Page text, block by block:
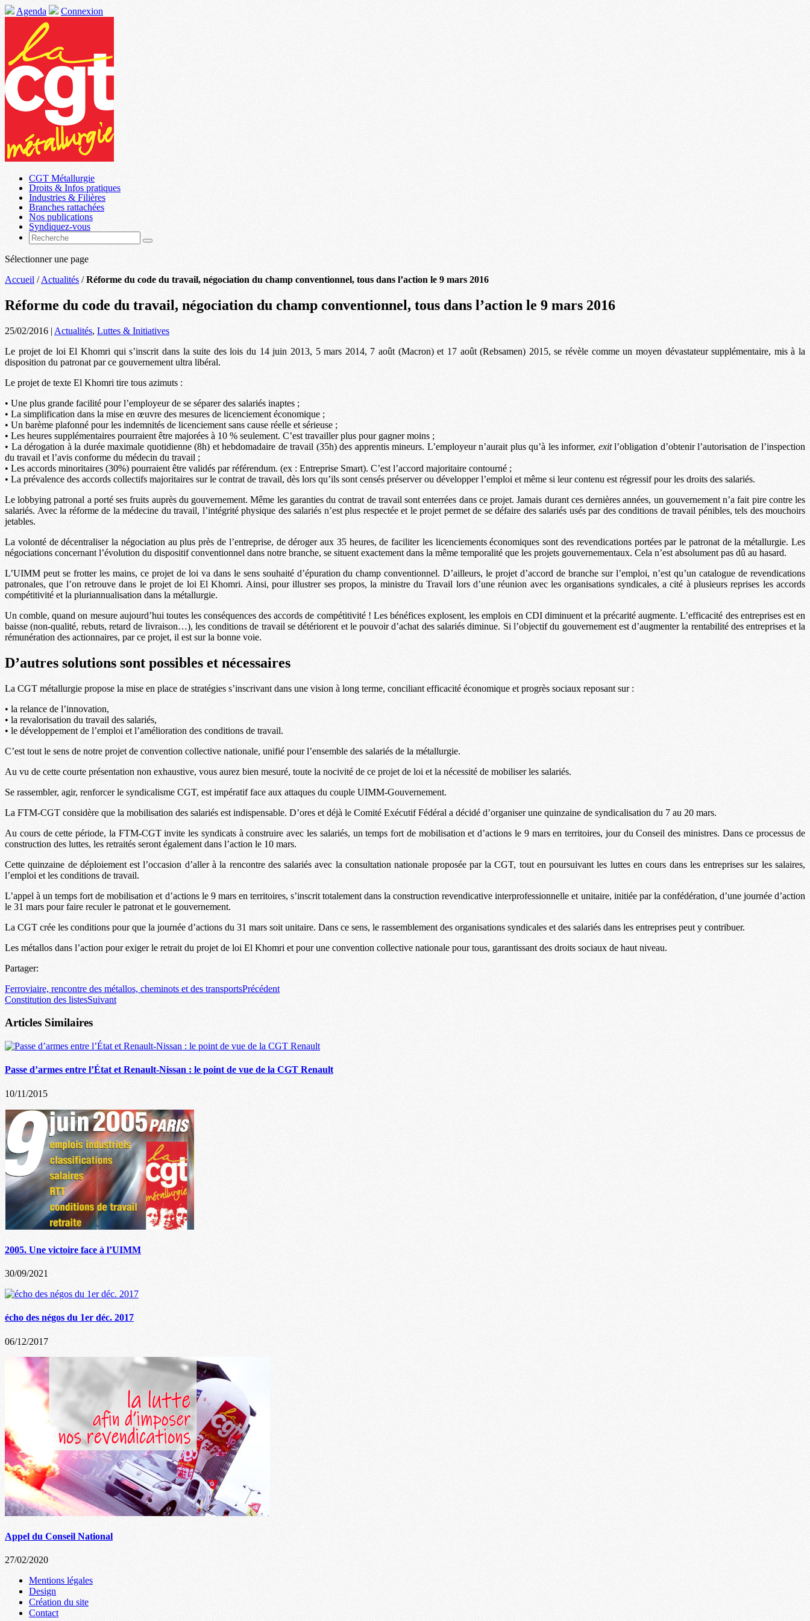
Agenda Connexion
CGT Métallurgie
Droits & Infos pratiques
Industries & Filières
Branches rattachées
Nos publications
Syndiquez-vous
Sélectionner une page
Accueil /Actualités /Réforme du code du travail, négociation du champ conventionnel, tous dans l’action le 9 mars 2016
Réforme du code du travail, négociation du champ conventionnel, tous dans l’action le 9 mars 2016
25/02/2016 | Actualités, Luttes & Initiatives
Le projet de loi El Khomri qui s’inscrit dans la suite des lois du 14 juin 2013, 5 mars 2014, 7 août (Macron) et 17 août (Rebsamen) 2015, se révèle comme un moyen dévastateur supplémentaire, mis à la
disposition du patronat par ce gouvernement ultra libéral.
Le projet de texte El Khomri tire tous azimuts :
• Une plus grande facilité pour l’employeur de se séparer des salariés inaptes ;
• La simplification dans la mise en œuvre des mesures de licenciement économique ;
• Un barème plafonné pour les indemnités de licenciement sans cause réelle et sérieuse ;
• Les heures supplémentaires pourraient être majorées à 10 % seulement. C’est travailler plus pour gagner moins ;
• La dérogation à la durée maximale quotidienne (8h) et hebdomadaire de travail (35h) des apprentis mineurs. L’employeur n’aurait plus qu’à les informer, exitl’obligation d’obtenir l’autorisation de l’inspection
du travail et l’avis conforme du médecin du travail ;
• Les accords minoritaires (30%) pourraient être validés par référendum. (ex : Entreprise Smart). C’est l’accord majoritaire contourné ;
• La prévalence des accords collectifs majoritaires sur le contrat de travail, dès lors qu’ils sont censés préserver ou développer l’emploi et même si leur contenu est régressif pour les droits des salariés.
Le lobbying patronal a porté ses fruits auprès du gouvernement. Même les garanties du contrat de travail sont enterrées dans ce projet. Jamais durant ces dernières années, un gouvernement n’a fait pire contre les
salariés. Avec la réforme de la médecine du travail, l’intégrité physique des salariés n’est plus respectée et le projet permet de se défaire des salariés usés par des conditions de travail pénibles, tels des mouchoirs
jetables.
La volonté de décentraliser la négociation au plus près de l’entreprise, de déroger aux 35 heures, de faciliter les licenciements économiques sont des revendications portées par le patronat de la métallurgie. Les
négociations concernant l’évolution du dispositif conventionnel dans notre branche, se situent exactement dans la même temporalité que les projets gouvernementaux. Cela n’est absolument pas dû au hasard.
L’UIMM peut se frotter les mains, ce projet de loi va dans le sens souhaité d’épuration du champ conventionnel. D’ailleurs, le projet d’accord de branche sur l’emploi, n’est qu’un catalogue de revendications
patronales, que l’on retrouve dans le projet de loi El Khomri. Ainsi, pour illustrer ses propos, la ministre du Travail lors d’une réunion avec les organisations syndicales, a cité à plusieurs reprises les accords
compétitivité et la pluriannualisation dans la métallurgie.
Un comble, quand on mesure aujourd’hui toutes les conséquences des accords de compétitivité ! Les bénéfices explosent, les emplois en CDI diminuent et la précarité augmente. L’efficacité des entreprises est en
baisse (non-qualité, rebuts, retard de livraison…), les conditions de travail se détériorent et le pouvoir d’achat des salariés diminue. Si l’objectif du gouvernement est d’augmenter la rentabilité des entreprises et la
rémunération des actionnaires, par ce projet, il est sur la bonne voie.
D’autres solutions sont possibles et nécessaires
La CGT métallurgie propose la mise en place de stratégies s’inscrivant dans une vision à long terme, conciliant efficacité économique et progrès sociaux reposant sur :
• la relance de l’innovation,
• la revalorisation du travail des salariés,
• le développement de l’emploi et l’amélioration des conditions de travail.
C’est tout le sens de notre projet de convention collective nationale, unifié pour l’ensemble des salariés de la métallurgie.
Au vu de cette courte présentation non exhaustive, vous aurez bien mesuré, toute la nocivité de ce projet de loi et la nécessité de mobiliser les salariés.
Se rassembler, agir, renforcer le syndicalisme CGT, est impératif face aux attaques du couple UIMM-Gouvernement.
La FTM-CGT considère que la mobilisation des salariés est indispensable. D’ores et déjà le Comité Exécutif Fédéral a décidé d’organiser une quinzaine de syndicalisation du 7 au 20 mars.
Au cours de cette période, la FTM-CGT invite les syndicats à construire avec les salariés, un temps fort de mobilisation et d’actions le 9 mars en territoires, jour du Conseil des ministres. Dans ce processus de
construction des luttes, les retraités seront également dans l’action le 10 mars.
Cette quinzaine de déploiement est l’occasion d’aller à la rencontre des salariés avec la consultation nationale proposée par la CGT, tout en poursuivant les luttes en cours dans les entreprises sur les salaires,
l’emploi et les conditions de travail.
L’appel à un temps fort de mobilisation et d’actions le 9 mars en territoires, s’inscrit totalement dans la construction revendicative interprofessionnelle et unitaire, initiée par la confédération, d’une journée d’action
le 31 mars pour faire reculer le patronat et le gouvernement.
La CGT crée les conditions pour que la journée d’actions du 31 mars soit unitaire. Dans ce sens, le rassemblement des organisations syndicales et des salariés dans les entreprises peut y contribuer.
Les métallos dans l’action pour exiger le retrait du projet de loi El Khomri et pour une convention collective nationale pour tous, garantissant des droits sociaux de haut niveau.
Partager:
Ferroviaire, rencontre des métallos, cheminots et des transportsPrécédent
Constitution des listesSuivant
Articles Similaires
Passe d’armes entre l’État et Renault-Nissan : le point de vue de la CGT Renault
10/11/2015
2005. Une victoire face à l’UIMM
30/09/2021
écho des négos du 1er déc. 2017
06/12/2017
Appel du Conseil National
27/02/2020
Mentions légales
Design
Création du site
Contact